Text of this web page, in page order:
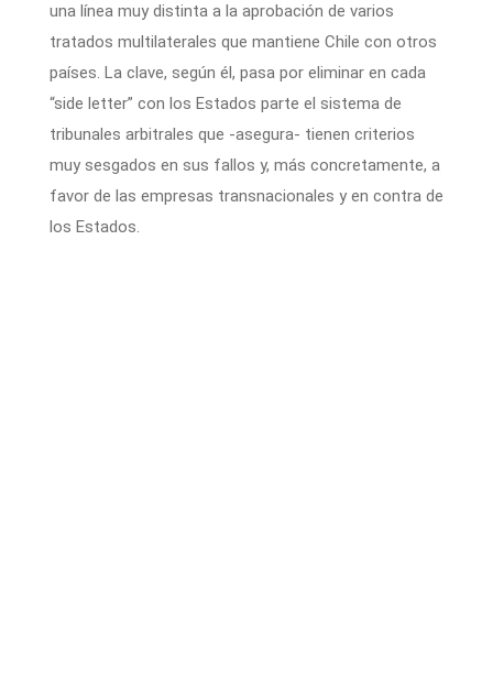
una línea muy distinta a la aprobación de varios
tratados multilaterales que mantiene Chile con otros
países. La clave, según él, pasa por eliminar en cada
“side letter” con los Estados parte el sistema de
tribunales arbitrales que -asegura- tienen criterios
muy sesgados en sus fallos y, más concretamente, a
favor de las empresas transnacionales y en contra de
los Estados.